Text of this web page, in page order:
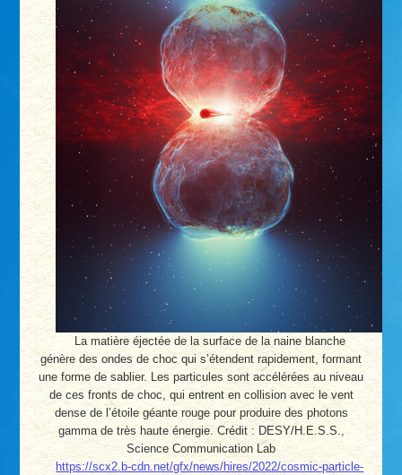
La matière éjectée de la surface de la naine blanche
génère des ondes de choc qui s’étendent rapidement, formant
une forme de sablier. Les particules sont accélérées au niveau
de ces fronts de choc, qui entrent en collision avec le vent
dense de l’étoile géante rouge pour produire des photons
gamma de très haute énergie. Crédit : DESY/H.E.S.S.,
Science Communication Lab
https://scx2.b-cdn.net/gfx/news/hires/2022/cosmic-particle-